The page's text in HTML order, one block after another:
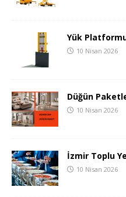
Yük
10 Nisan 2026
Düğün
10 Nisan 2026
İzmir Toplu
10 Nisan 2026